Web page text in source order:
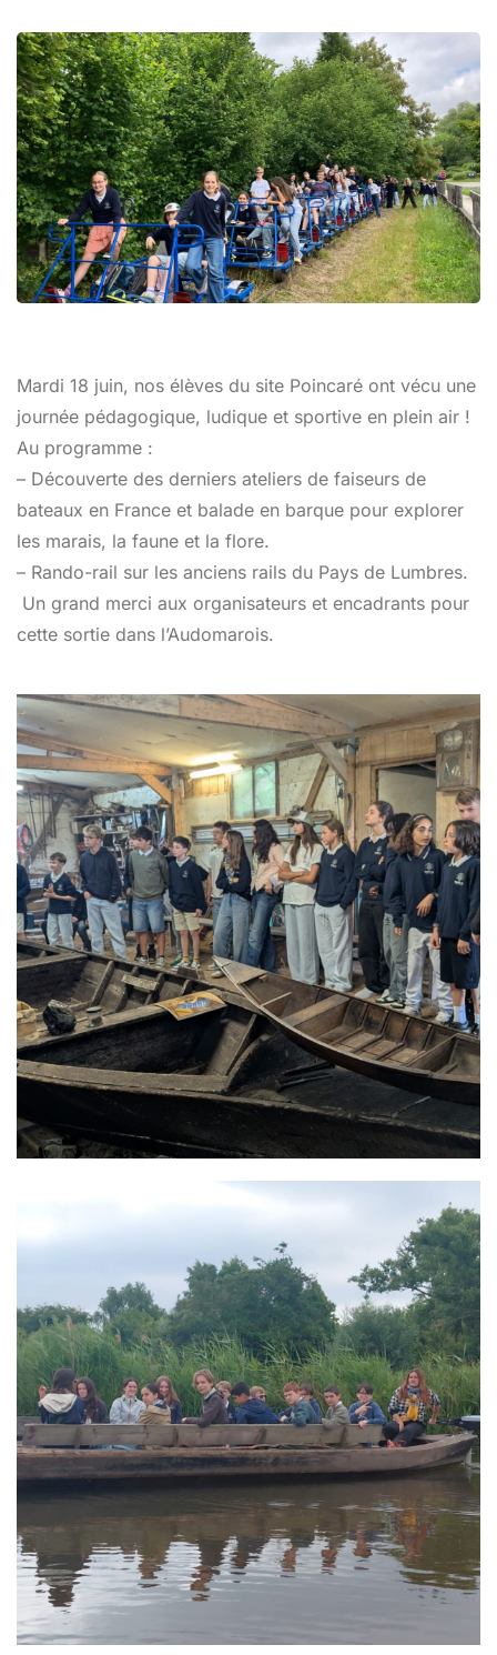
Mardi 18 juin, nos élèves du site Poincaré ont vécu une
journée pédagogique, ludique et sportive en plein air !
Au programme :
– Découverte des derniers ateliers de faiseurs de
bateaux en France et balade en barque pour explorer
les marais, la faune et la flore.
– Rando-rail sur les anciens rails du Pays de Lumbres.
Un grand merci aux organisateurs et encadrants pour
cette sortie dans l’Audomarois.